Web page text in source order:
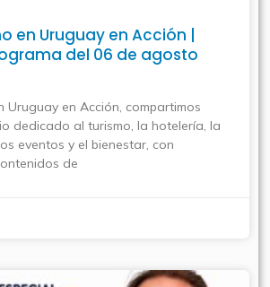
en Uruguay en Acción |
del 06 de agosto
Uruguay en Acción, compartimos
dedicado al turismo, la hotelería, la
eventos y el bienestar, con
de